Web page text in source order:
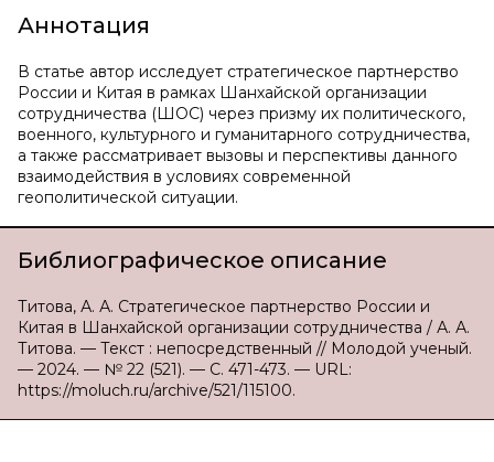
Аннотация
В статье автор исследует стратегическое партнерство
России и Китая в рамках Шанхайской организации
сотрудничества (ШОС) через призму их политического,
военного, культурного и гуманитарного сотрудничества,
а также рассматривает вызовы и перспективы данного
взаимодействия в условиях современной
геополитической ситуации.
Библиографическое описание
Титова, А. А. Стратегическое партнерство России и
Китая в Шанхайской организации сотрудничества / А. А.
Титова. — Текст : непосредственный // Молодой ученый.
— 2024. — № 22 (521). — С. 471-473. — URL:
https://moluch.ru/archive/521/115100.